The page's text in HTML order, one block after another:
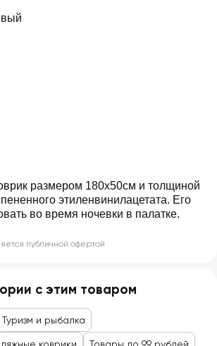
размером 180х50см и толщиной
этиленвинилацетата. Его
во время ночевки в палатке.
публичной офертой
с этим товаром
Туризм и рыбалка